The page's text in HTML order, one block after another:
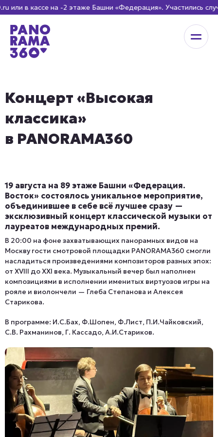
кассе на -2 этаже Башни «Федерация». Участились
Концерт «Высокая
классика»
в PANORAMA360
19 августа на 89 этаже Башни «Федерация.
Восток» состоялось уникальное мероприятие,
объединившее в себе всё лучшее сразу —
эксклюзивный концерт классической музыки от
лауреатов международных премий.
В 20:00 на фоне захватывающих панорамных видов на
Москву гости смотровой площадки PANORAMA360 смогли
насладиться произведениями композиторов разных эпох:
от XVIII до XXI века. Музыкальный вечер был наполнен
композициями в исполнении именитых виртуозов игры на
рояле и виолончели — Глеба Степанова и Алексея
Старикова.
В программе: И.С.Бах, Ф.Шопен, Ф.Лист, П.И.Чайковский,
С.В. Рахманинов, Г. Кассадо, А.И.Стариков.